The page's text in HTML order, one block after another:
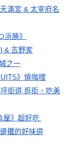
滿宮 & 太宰府名
浜勝》
& 吉野家
之一
》燒咖哩
街道 逛街、吃美
屋》超好吃
攤的好味道